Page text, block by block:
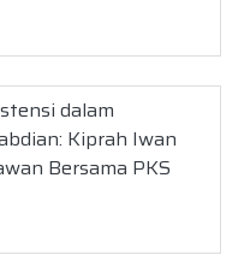
dalam
Kiprah Iwan
Bersama PKS